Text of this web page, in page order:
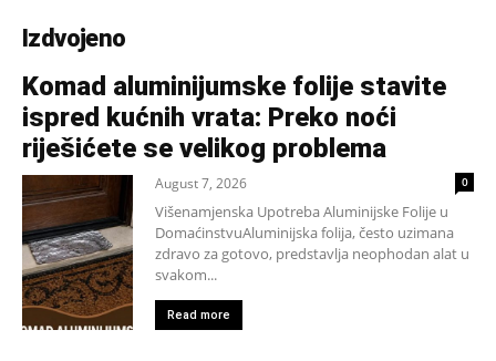
Izdvojeno
Komad aluminijumske folije stavite
ispred kućnih vrata: Preko noći
riješićete se velikog problema
August 7, 2026 0
Višenamjenska Upotreba Aluminijske Folije u
DomaćinstvuAluminijska folija, često uzimana
zdravo za gotovo, predstavlja neophodan alat u
svakom...
Read more